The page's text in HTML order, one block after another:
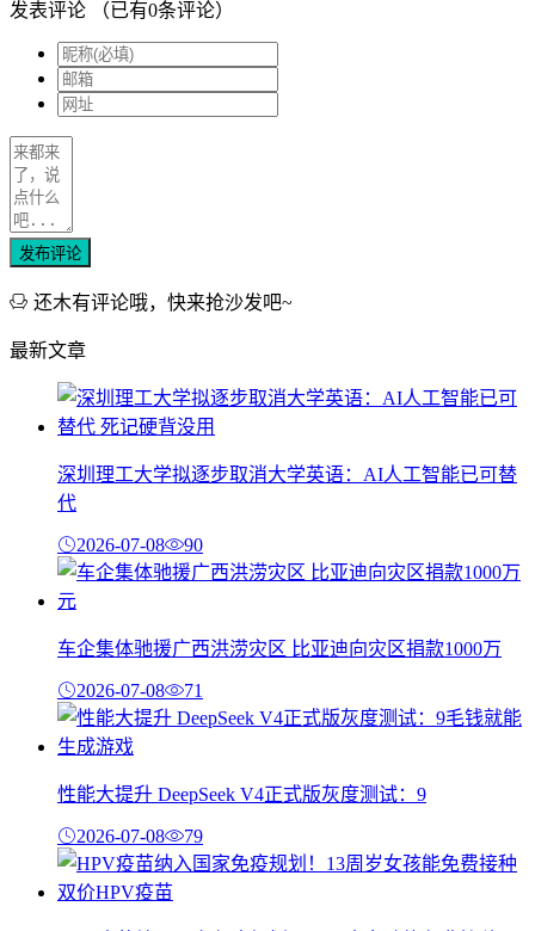
发表评论 （已有0条评论）
发布评论
还木有评论哦，快来抢沙发吧~
最新文章
深圳理工大学拟逐步取消大学英语：AI人工智能已可替
代
2026-07-08 90
车企集体驰援广西洪涝灾区 比亚迪向灾区捐款1000万
2026-07-08 71
性能大提升 DeepSeek V4正式版灰度测试：9
2026-07-08 79